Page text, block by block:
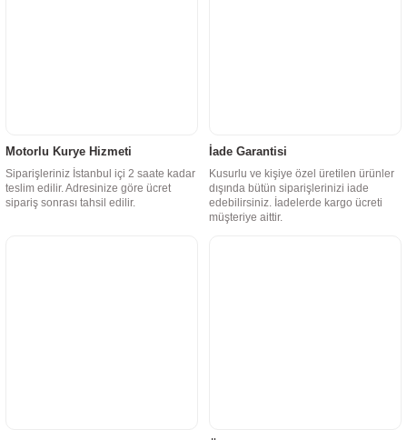
Motorlu Kurye Hizmeti
Siparişleriniz İstanbul içi 2 saate kadar
teslim edilir. Adresinize göre ücret
sipariş sonrası tahsil edilir.
İade Garantisi
Kusurlu ve kişiye özel üretilen ürünler
dışında bütün siparişlerinizi iade
edebilirsiniz. İadelerde kargo ücreti
müşteriye aittir.